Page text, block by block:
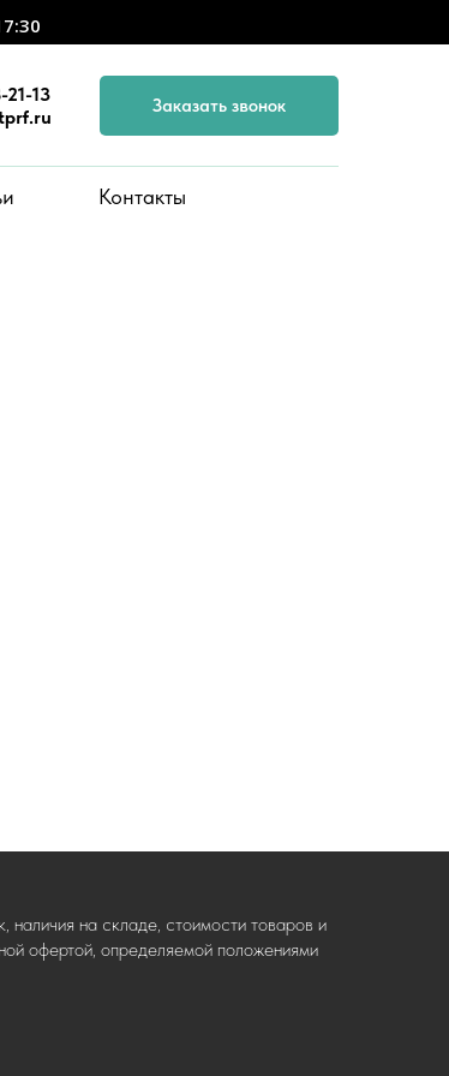
21-13
Заказать звонок
Контакты
наличия на складе, стоимости товаров и
офертой, определяемой положениями